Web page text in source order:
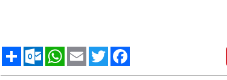
Facebook
Twitter
Email
WhatsApp
Outlook.com
Share